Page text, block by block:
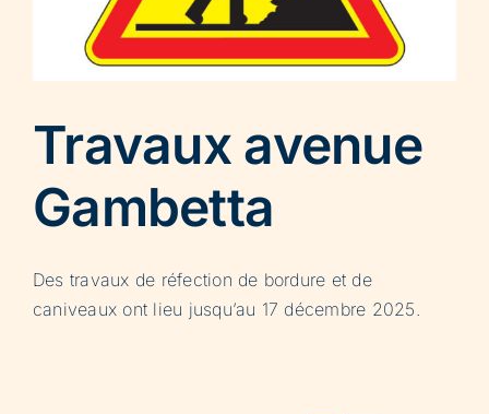
Travaux avenue
Gambetta
Des travaux de réfection de bordure et de
caniveaux ont lieu jusqu’au 17 décembre 2025.